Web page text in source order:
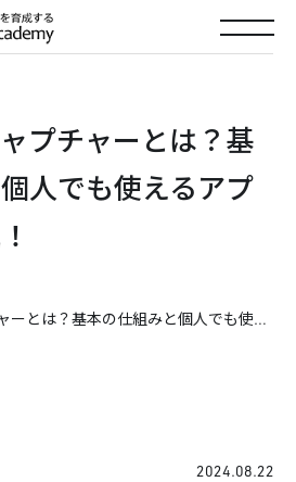
プチャーとは？基
人でも使えるアプ
基本の仕組みと個人でも使えるアプリを徹底解説！
2024.08.22